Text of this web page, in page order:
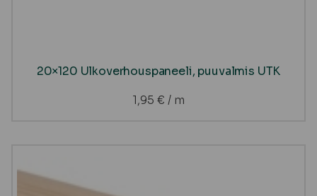
20×120 Ulkoverhouspaneeli, puuvalmis UTK
1,95 € / m